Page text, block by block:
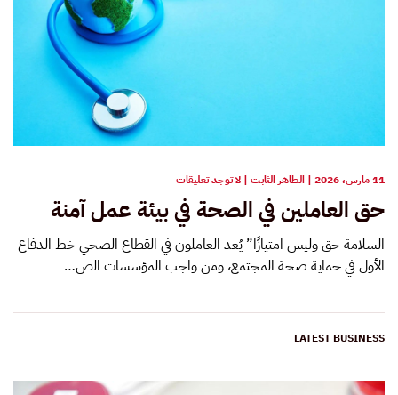
11 مارس، 2026 | الطاهر الثابت | لا توجد تعليقات
العاملين
في
الصحة
في
بيئة
عمل
حق العاملين في الصحة في بيئة عمل آمنة
السلامة حق وليس امتيازًا” يُعد العاملون في القطاع الصحي خط الدفاع
الأول في حماية صحة المجتمع، ومن واجب المؤسسات الص…
LATEST BUSINESS